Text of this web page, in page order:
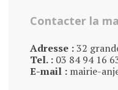
Contacter la
Adresse :32
Tel. :03 84 94 16
E-mail :mairie-